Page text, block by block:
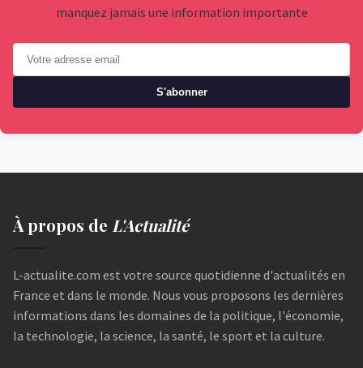
manquez jamais une information importante
S'abonner
À propos de L'Actualité
L-actualite.com est votre source quotidienne d'actualités en
France et dans le monde. Nous vous proposons les dernières
informations dans les domaines de la politique, l'économie,
la technologie, la science, la santé, le sport et la culture.